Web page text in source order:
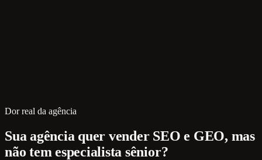
Dor real da agência
Sua agência quer vender SEO e GEO, mas
não tem especialista sênior?